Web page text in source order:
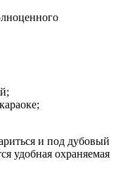
и под дубовый
удобная охраняемая